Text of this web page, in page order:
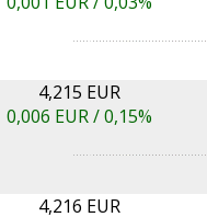
4,215 EUR
0,006 EUR /0,15%
4,216 EUR